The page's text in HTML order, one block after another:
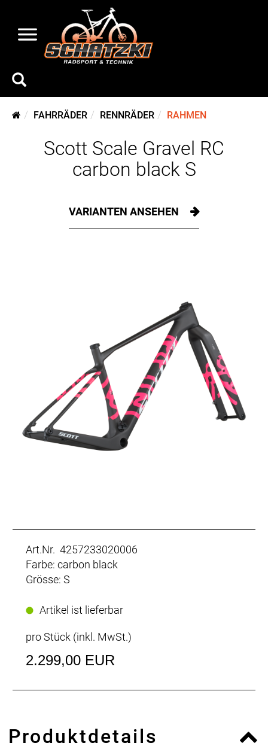
FAHRRÄDER RENNRÄDER RAHMEN
Scott Scale Gravel RC
carbon black S
VARIANTEN ANSEHEN
Art.Nr. 4257233020006
Farbe: carbon black
Grösse: S
Artikel ist lieferbar
pro Stück (inkl. MwSt.)
2.299,00 EUR
Produktdetails